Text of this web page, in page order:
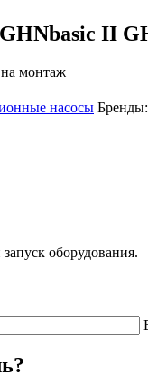
II
монтаж
насосы Бренды:
оборудования.